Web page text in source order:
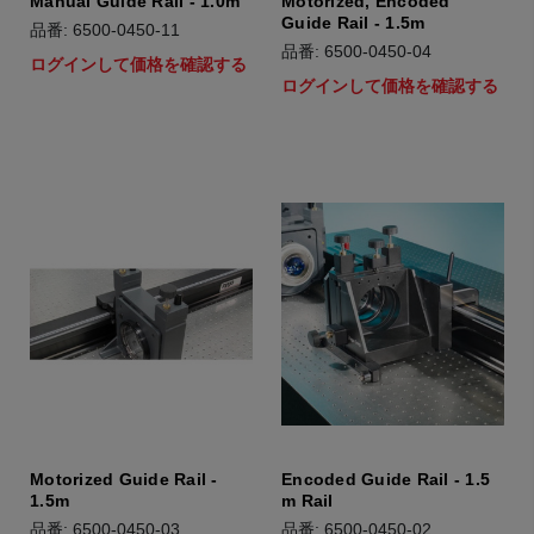
品番: 6500-0450-11
ログインして価格を確認する
Guide Rail - 1.5m
品番: 6500-0450-04
ログインして価格を確認する
Motorized Guide Rail -
1.5m
品番: 6500-0450-03
Encoded Guide Rail - 1.5
m Rail
品番: 6500-0450-02